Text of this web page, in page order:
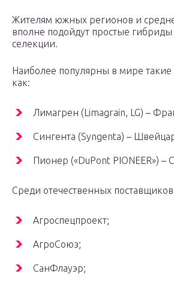
Жителям южных регионов и
вполне подойдут простые гибриды
селекции.
Наиболее популярны в мире такие
как:
Лимагрен (Limagrain, LG) –
Сингента (Syngenta) –
Пионер («DuPont PIONEER») –
Среди отечественных
Агроспецпроект;
АгроСоюз;
СанФлауэр;